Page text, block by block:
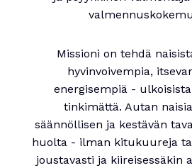
Missioni on tehdä
hyvinvoivempia,
energisempiä -
tinkimättä. Autan
säännöllisen ja kestävän
huolta - ilman kitukuureja
joustavasti ja kiireisessäkin